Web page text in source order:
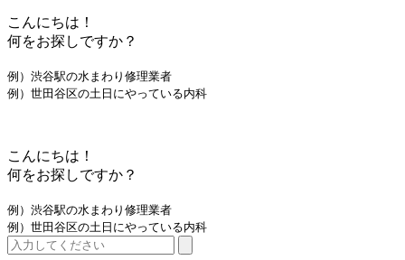
こんにちは！
何をお探しですか？
例）渋谷駅の水まわり修理業者
例）世田谷区の土日にやっている内科
こんにちは！
何をお探しですか？
例）渋谷駅の水まわり修理業者
例）世田谷区の土日にやっている内科